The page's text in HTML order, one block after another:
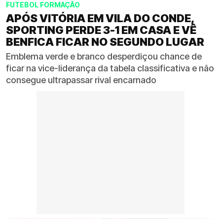
FUTEBOL FORMAÇÃO
APÓS VITÓRIA EM VILA DO CONDE,
SPORTING PERDE 3-1 EM CASA E VÊ
BENFICA FICAR NO SEGUNDO LUGAR
Emblema verde e branco desperdiçou chance de
ficar na vice-liderança da tabela classificativa e não
consegue ultrapassar rival encarnado